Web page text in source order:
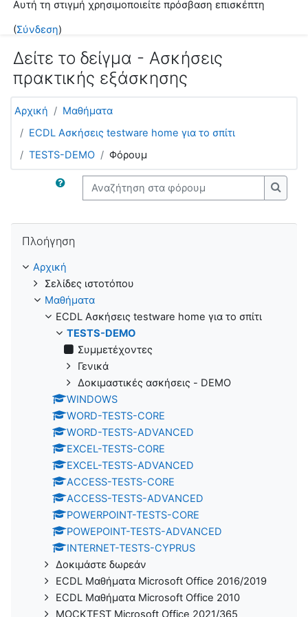
Μετάβαση στο κεντρικό περιεχόμενο
Αυτή τη στιγμή χρησιμοποιείτε πρόσβαση επισκέπτη
(Σύνδεση)
Δείτε το δείγμα - Ασκήσεις
πρακτικής εξάσκησης
Αρχική
Μαθήματα
ECDL Ασκήσεις testware home για το σπίτι
TESTS-DEMO
Φόρουμ
Αναζήτηση στα φόρουμ
Πλοήγηση
Αρχική
Σελίδες ιστοτόπου
Μαθήματα
ECDL Ασκήσεις testware home για το σπίτι
TESTS-DEMO
Συμμετέχοντες
Γενικά
Δοκιμαστικές ασκήσεις - DEMO
WINDOWS
WORD-TESTS-CORE
WORD-TESTS-ADVANCED
EXCEL-TESTS-CORE
EXCEL-TESTS-ADVANCED
ACCESS-TESTS-CORE
ACCESS-TESTS-ADVANCED
POWERPOINT-TESTS-CORE
POWEPOINT-TESTS-ADVANCED
INTERNET-TESTS-CYPRUS
Δοκιμάστε δωρεάν
ECDL Μαθήματα Microsoft Office 2016/2019
ECDL Μαθήματα Microsoft Office 2010
MOCKTEST Microsoft Office 2021/365